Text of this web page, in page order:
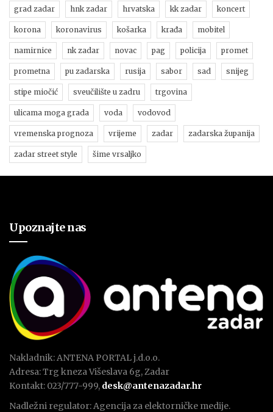
grad zadar hnk zadar hrvatska kk zadar koncert
korona koronavirus košarka krađa mobitel
namirnice nk zadar novac pag policija promet
prometna pu zadarska rusija sabor sad snijeg
stipe miočić sveučilište u zadru trgovina
ulicama moga grada voda vodovod
vremenska prognoza vrijeme zadar zadarska županija
zadar street style šime vrsaljko
Upoznajte nas
Nakladnik: ANTENA PORTAL j.d.o.o.
Adresa: Trg kneza Višeslava 6g, Zadar
Kontakt: 023/777-999, desk@antenazadar.hr
Nadležni regulator: Agencija za elektorničke medije.